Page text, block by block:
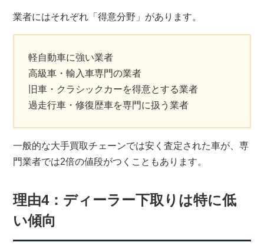
業者にはそれぞれ「得意分野」があります。
軽自動車に強い業者
高級車・輸入車専門の業者
旧車・クラシックカーを得意とする業者
過走行車・修復歴車を専門に扱う業者
一般的な大手買取チェーンでは安く査定された車が、専
門業者では2倍の値段がつくこともあります。
理由4：ディーラー下取りは特に低
い傾向